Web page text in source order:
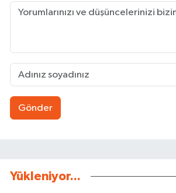
Gönder
Yükleniyor...